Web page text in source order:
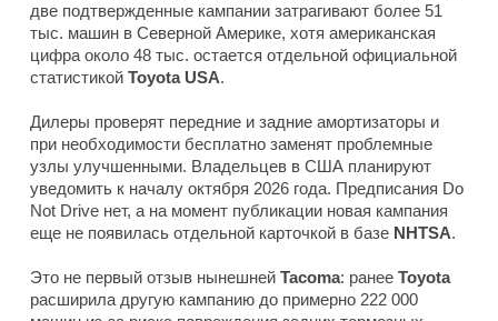
две подтвержденные кампании затрагивают более 51
тыс. машин в Северной Америке, хотя американская
цифра около 48 тыс. остается отдельной официальной
статистикой Toyota USA.
Дилеры проверят передние и задние амортизаторы и
при необходимости бесплатно заменят проблемные
узлы улучшенными. Владельцев в США планируют
уведомить к началу октября 2026 года. Предписания Do
Not Drive нет, а на момент публикации новая кампания
еще не появилась отдельной карточкой в базе NHTSA.
Это не первый отзыв нынешней Tacoma: ранее Toyota
расширила другую кампанию до примерно 222 000